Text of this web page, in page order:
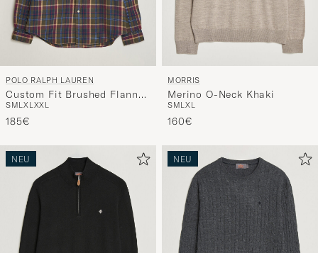
POLO RALPH LAUREN
Custom Fit Brushed Flannel
Shirt Olive Berry
SMLXLXXL
185€
MORRIS
Merino O-Neck Khaki
SMLXL
160€
NEU NEU